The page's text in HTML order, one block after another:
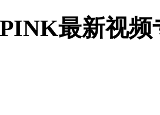
最新视频